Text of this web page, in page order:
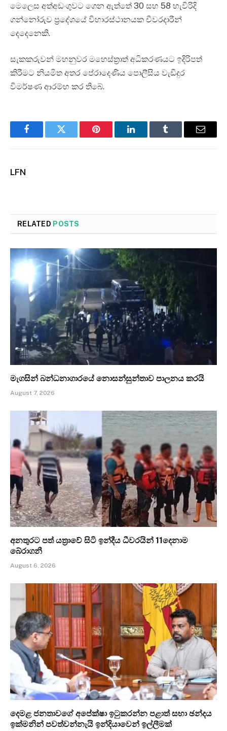
මෙලෙස අත්අඩංගුවට ගෙන ඇත්තේ 30 සහ 58 හැවිරිදි
ගන්නෝරුව ප්‍රදේශයේ විහාරස්ථානයක චීවරදාරීන්
දෙදෙනෙකි.
සැකකරුවන් මහනුවර මහෙස්ත්‍රාත් අධිකරණයට ඉදිරිපත්
කිරීමට නියමිත අතර පේරාදෙණිය පොලීසිය වැඩිදුර
විමර්ෂණ ආරම්භ කර තිබේ.
FacebookTwitter Pinterest LinkedInTumblr Email
LFN
RELATED POSTS
මැගසින් බන්ධනාගාරයේ නොසන්සුන්තාව පාලනය කරයි
August 7, 2026
අනතුරට පත් යත්‍රාවේ සිටි ඉන්දීය ධීවරයින් 11දෙනාම
බේරාගනී
August 6, 2026
දෙමළ ජනතාවගේ අපේක්ෂා ඉටුකරන්න පළාත් සභා ඡන්දය
ඉක්මනින් පවත්වන්නැයි ඉන්දියාවෙන් ඉල්ලීමක්